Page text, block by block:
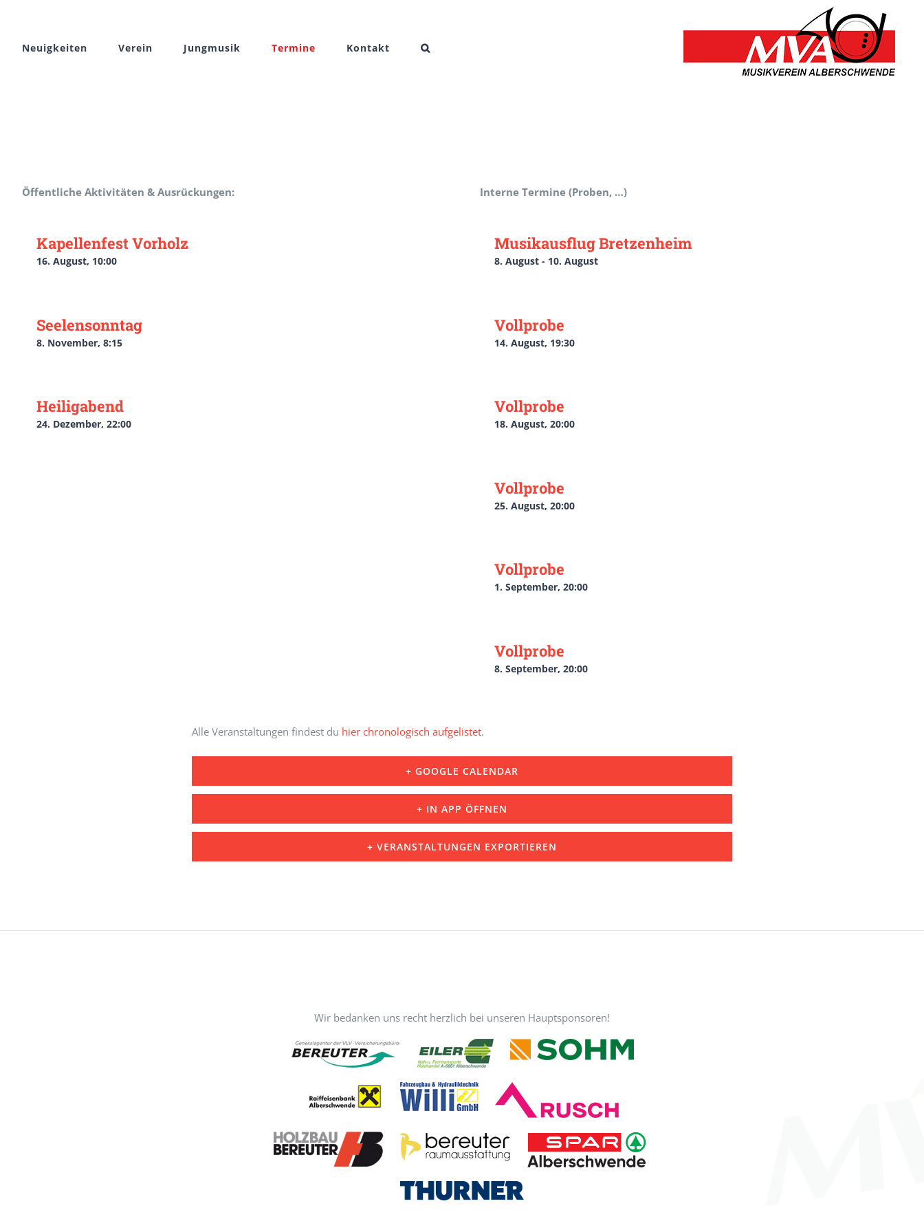
springenNeuigkeiten Verein Jungmusik Termine Kontakt
Öffentliche Aktivitäten & Ausrückungen:
Kapellenfest Vorholz
16. August, 10:00
Seelensonntag
8. November, 8:15
Heiligabend
24. Dezember, 22:00
Interne Termine (Proben, …)
Musikausflug Bretzenheim
8. August- 10. August
Vollprobe
14. August, 19:30
Vollprobe
18. August, 20:00
Vollprobe
25. August, 20:00
Vollprobe
1. September, 20:00
Vollprobe
8. September, 20:00
Alle Veranstaltungen findest du hier chronologisch aufgelistet.
+ GOOGLE CALENDAR
+ IN APP ÖFFNEN
+ VERANSTALTUNGEN EXPORTIEREN
Wir bedanken uns recht herzlich bei unseren Hauptsponsoren!